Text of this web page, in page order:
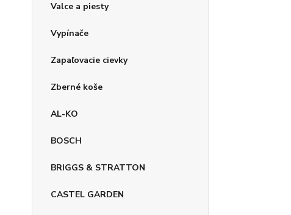
Valce a piesty
Vypínače
Zapaľovacie cievky
Zberné koše
AL-KO
BOSCH
BRIGGS & STRATTON
CASTEL GARDEN